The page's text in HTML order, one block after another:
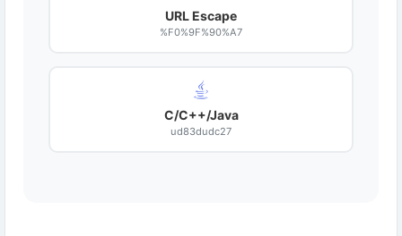
URL Escape
%F0%9F%90%A7
C/C++/Java
ud83dudc27